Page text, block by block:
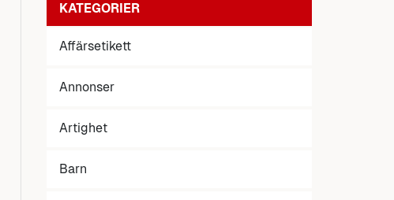
KATEGORIER
Affärsetikett
Annonser
Artighet
Barn